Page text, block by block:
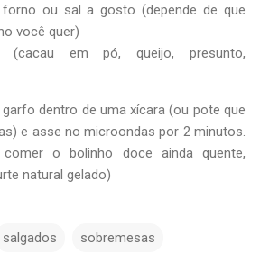
ou sal a gosto (depende de que
você quer)
(cacau em pó, queijo, presunto,
dentro de uma xícara (ou pote que
e asse no microondas por 2 minutos.
o bolinho doce ainda quente,
natural gelado)
salgados sobremesas